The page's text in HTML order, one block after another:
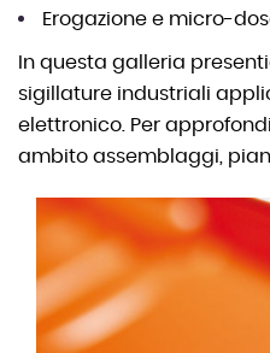
Erogazione e micro-
In questa galleria
sigillature industriali
elettronico. Per
ambito assemblaggi,